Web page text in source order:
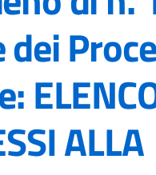
ALLA